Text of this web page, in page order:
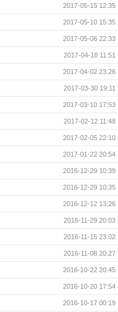
2017-05-15 12:35
2017-05-10 15:35
2017-05-06 22:33
2017-04-18 11:51
2017-04-02 23:26
2017-03-30 19:11
2017-03-10 17:53
2017-02-12 11:48
2017-02-05 22:10
2017-01-22 20:54
2016-12-29 10:39
2016-12-29 10:35
2016-12-12 13:26
2016-11-29 20:03
2016-11-15 23:02
2016-11-08 20:27
2016-10-22 20:45
2016-10-20 17:54
2016-10-17 00:19